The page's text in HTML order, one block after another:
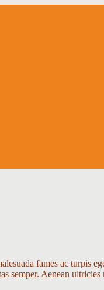
fames ac turpis
semper. Aenean